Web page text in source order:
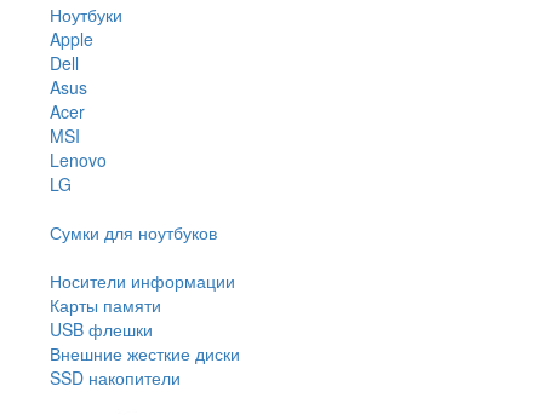
Ноутбуки
Apple
Dell
Asus
Acer
MSI
Lenovo
LG
Сумки для ноутбуков
Носители информации
Карты памяти
USB флешки
Внешние жесткие диски
SSD накопители